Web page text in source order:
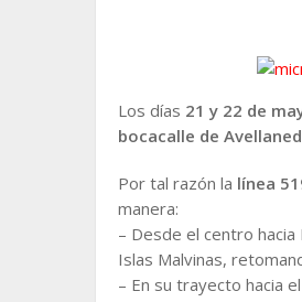
Los días 21 y 22 de
bocacalle de
Por tal razón la línea
manera:
– Desde el centro hacia
Islas Malvinas,
– En su trayecto hacia